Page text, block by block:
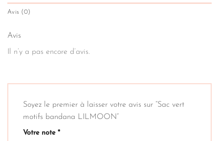
Avis (0)
Avis
Il n’y a pas encore d’avis.
Soyez le premier à laisser votre avis sur “Sac vert
motifs bandana LILMOON”
Votre note *